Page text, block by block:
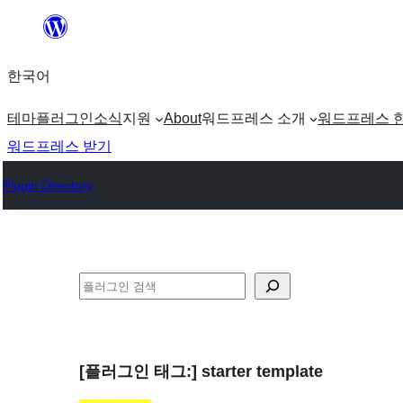
츠
로
가
한국어
테마플러그인소식지원 About워드프레스 소개 워드프레스
워드프레스 받기
Plugin Directory
검
[플러그인 태그:] starter template